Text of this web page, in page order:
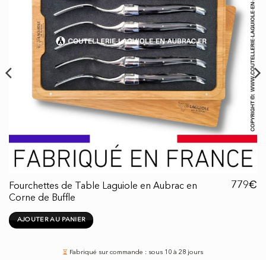
Fourchettes de Table Laguiole en Aubrac en
Corne de Buffle
779€
AJOUTER AU PANIER
⏳ Fabriqué sur commande : sous 10 à 28 jours